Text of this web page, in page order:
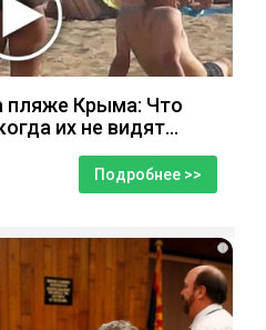
пляже Крыма: Что
их не видят...
Подробнее >>
i